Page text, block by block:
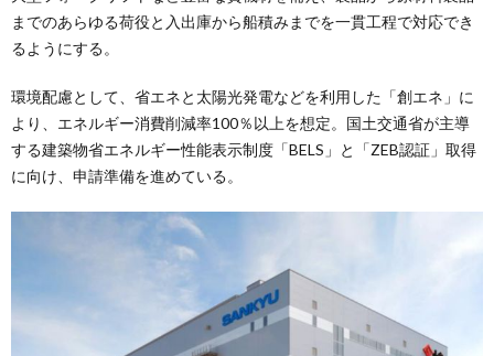
までのあらゆる荷役と入出庫から船積みまでを一貫工程で対応でき
るようにする。
環境配慮として、省エネと太陽光発電などを利用した「創エネ」に
より、エネルギー消費削減率100％以上を想定。国土交通省が主導
する建築物省エネルギー性能表示制度「BELS」と「ZEB認証」取得
に向け、申請準備を進めている。